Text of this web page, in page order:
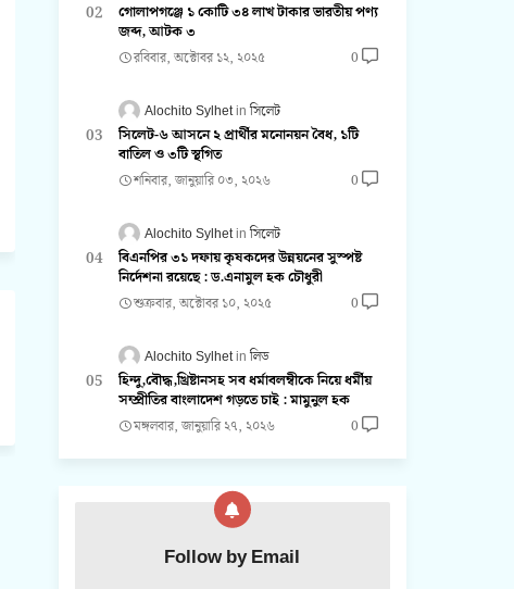
গোলাপগঞ্জে ১ কোটি ৩৪ লাখ টাকার ভারতীয় পণ্য
জব্দ, আটক ৩
রবিবার, অক্টোবর ১২, ২০২৫ 0
Alochito Sylhet সিলেট
সিলেট-৬ আসনে ২ প্রার্থীর মনোনয়ন বৈধ, ১টি
বাতিল ও ৩টি স্থগিত
শনিবার, জানুয়ারি ০৩, ২০২৬ 0
Alochito Sylhet সিলেট
বিএনপির ৩১ দফায় কৃষকদের উন্নয়নের সুস্পষ্ট
নির্দেশনা রয়েছে : ড.এনামুল হক চৌধুরী
শুক্রবার, অক্টোবর ১০, ২০২৫ 0
Alochito Sylhet লিড
হিন্দু,বৌদ্ধ,খ্রিষ্টানসহ সব ধর্মাবলম্বীকে নিয়ে ধর্মীয়
সম্প্রীতির বাংলাদেশ গড়তে চাই : মামুনুল হক
মঙ্গলবার, জানুয়ারি ২৭, ২০২৬ 0
Follow by Email